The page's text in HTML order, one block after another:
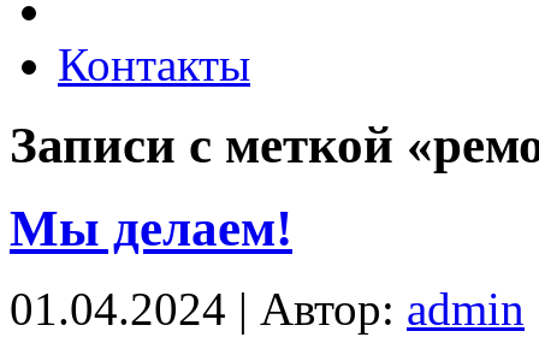
Контакты
Записи с меткой
Мы делаем!
01.04.2024 | Автор: admin